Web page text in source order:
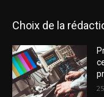
Choix de la